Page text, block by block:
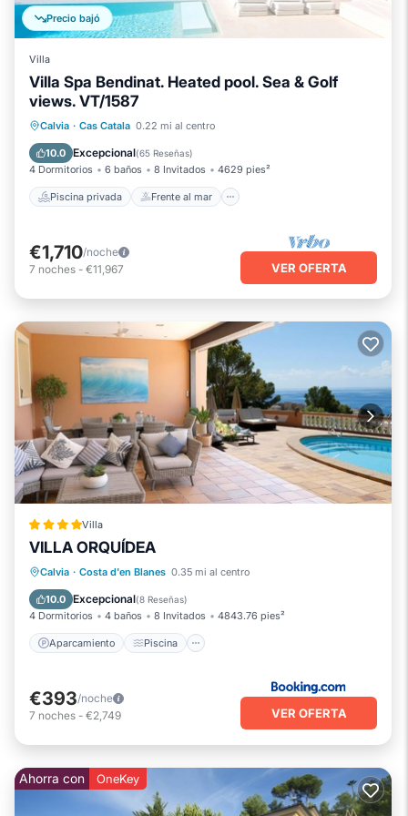
Precio bajó
Villa
Villa Spa Bendinat. Heated pool. Sea & Golf
views. VT/1587
Calvia · Cas Catala 0.22 mi al centro
10.0 Excepcional(65 Reseñas)
4 Dormitorios 6 baños 8 Invitados 4629 pies²
Piscina privada Frente al mar
Piscina privada
Frente al mar
Bañera de hidromasaje
€1,710/noche
7 noches - €11,967 VER OFERTA
Villa
VILLA ORQUÍDEA
Calvia · Costa d'en Blanes 0.35 mi al centro
10.0 Excepcional(8 Reseñas)
4 Dormitorios 4 baños 8 Invitados 4843.76 pies²
Aparcamiento Piscina
Aparcamiento
Piscina
Balcón/Terraza
€393/noche
7 noches - €2,749 VER OFERTA
Ahorra con OneKey